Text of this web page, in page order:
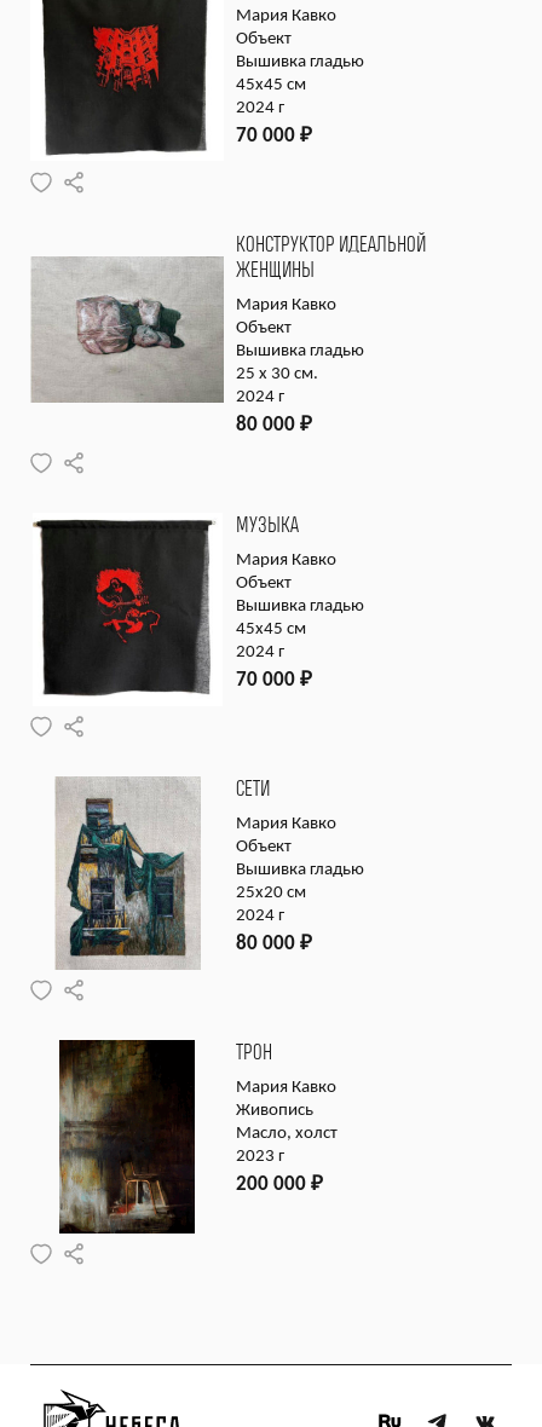
Мария Кавко
Объект
Вышивка гладью
45х45 см
2024 г
70 000 ₽
КОНСТРУКТОР ИДЕАЛЬНОЙ
ЖЕНЩИНЫ
Мария Кавко
Объект
Вышивка гладью
25 х 30 см.
2024 г
80 000 ₽
МУЗЫКА
Мария Кавко
Объект
Вышивка гладью
45х45 см
2024 г
70 000 ₽
СЕТИ
Мария Кавко
Объект
Вышивка гладью
25х20 см
2024 г
80 000 ₽
ТРОН
Мария Кавко
Живопись
Масло, холст
2023 г
200 000 ₽